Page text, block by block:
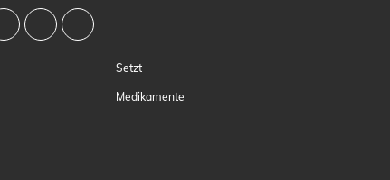
Setzt
Medikamente